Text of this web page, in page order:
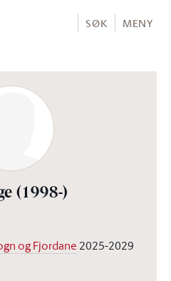
SØK MENY
(1998-)
og Fjordane 2025-2029